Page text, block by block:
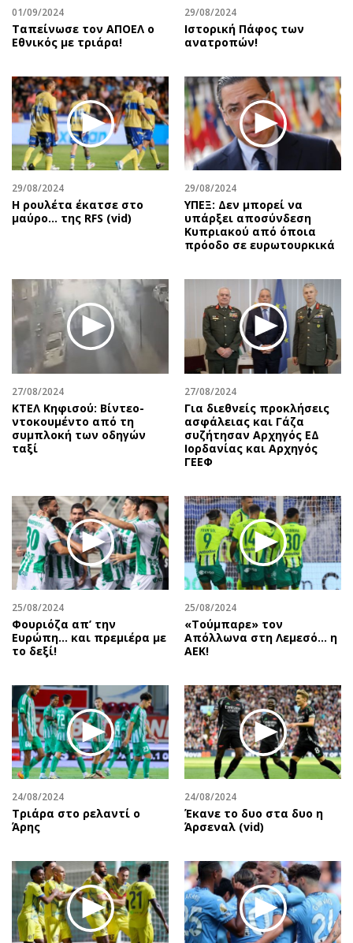
01/09/2024
Ταπείνωσε τον ΑΠΟΕΛ ο
Εθνικός με τριάρα!
29/08/2024
Ιστορική Πάφος των
ανατροπών!
29/08/2024
Η ρουλέτα έκατσε στο
μαύρο… της RFS (vid)
29/08/2024
ΥΠΕΞ: Δεν μπορεί να
υπάρξει αποσύνδεση
Κυπριακού από όποια
πρόοδο σε ευρωτουρκικά
27/08/2024
ΚΤΕΛ Κηφισού: Βίντεο-
ντοκουμέντο από τη
συμπλοκή των οδηγών
ταξί
27/08/2024
Για διεθνείς προκλήσεις
ασφάλειας και Γάζα
συζήτησαν Αρχηγός ΕΔ
Ιορδανίας και Αρχηγός
ΓΕΕΦ
25/08/2024
Φουριόζα απ’ την
Ευρώπη… και πρεμιέρα με
το δεξί!
25/08/2024
«Τούμπαρε» τον
Απόλλωνα στη Λεμεσό… η
ΑΕΚ!
24/08/2024
Τριάρα στο ρελαντί ο
Άρης
24/08/2024
Έκανε το δυο στα δυο η
Άρσεναλ (vid)